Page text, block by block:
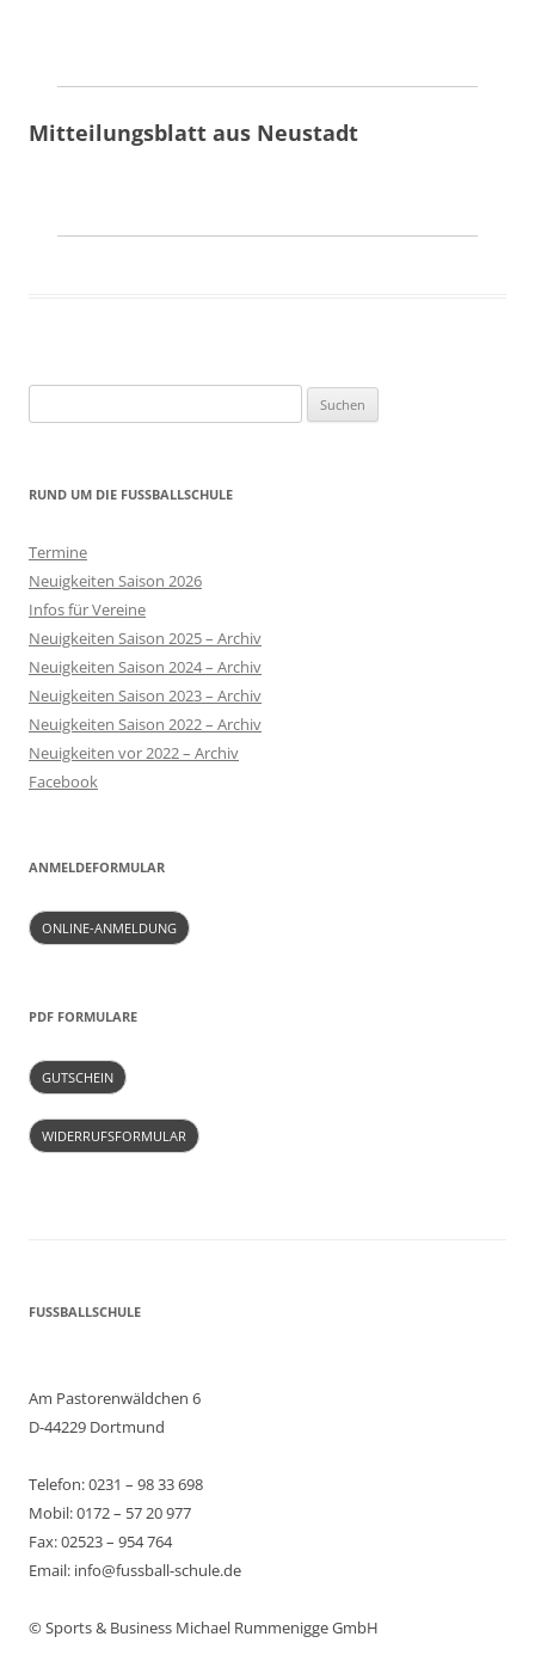
Mitteilungsblatt aus Neustadt
nach:
RUND UM DIE FUSSBALLSCHULE
Termine
Neuigkeiten Saison 2026
Infos für Vereine
Neuigkeiten Saison 2025 – Archiv
Neuigkeiten Saison 2024 – Archiv
Neuigkeiten Saison 2023 – Archiv
Neuigkeiten Saison 2022 – Archiv
Neuigkeiten vor 2022 – Archiv
Facebook
ANMELDEFORMULAR
ONLINE-ANMELDUNG
PDF FORMULARE
GUTSCHEIN
WIDERRUFSFORMULAR
FUSSBALLSCHULE
Am Pastorenwäldchen 6
D-44229 Dortmund
Telefon: 0231 – 98 33 698
Mobil: 0172 – 57 20 977
Fax: 02523 – 954 764
Email: info@fussball-schule.de
© Sports & Business Michael Rummenigge GmbH